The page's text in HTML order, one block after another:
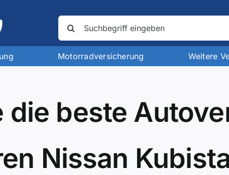
nach:
Motorradversicherung Weitere
die beste
Nissan